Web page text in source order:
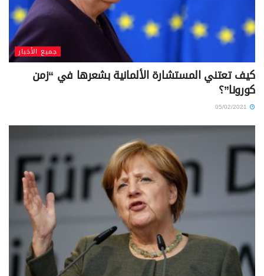
جميع الأخبار
كيف تعتني المستشارة الألمانية بشعرها في “زمن
كورونا”؟